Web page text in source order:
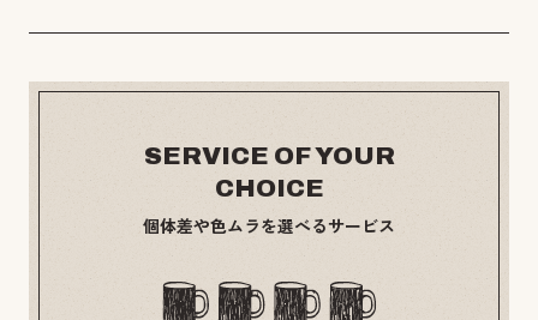
SERVICE OF YOUR
CHOICE
個体差や色ムラを選べるサービス